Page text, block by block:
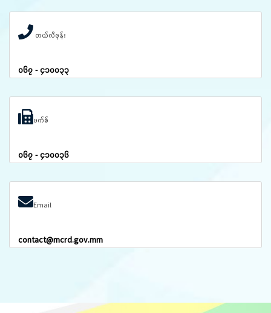
တယ်လီဖုန်း
၀၆၇ - ၄၁၀၀၃၃
ဖက်စ်
၀၆၇ - ၄၁၀၀၃၆
Email
contact@mcrd.gov.mm